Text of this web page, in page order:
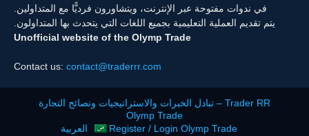
في ندوات مفتوحة عبر الإنترنت، ويتشاورون فرديًّا مع المتداولين.
يتم تقديم العملية التعليمية بجميع اللغات التي يتحدث بها المتداولون.
Unofficial website of the Olymp Trade
Contact us: contact@traderrr.com
Trader RR – تبادل الخبرات والاستراتيجيات ونصائح التجارة
Olymp Trade
Register / Login Olymp Trade
العربية